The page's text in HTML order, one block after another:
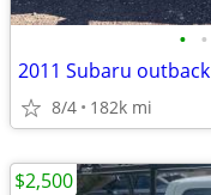
• •
2011 Subaru outback
8/4 182k mi
$2,500